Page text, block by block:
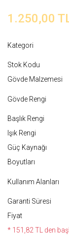
1.250,00
Kategori
Stok Kodu
Gövde Malzemesi
Gövde Rengi
Başlık Rengi
Işık Rengi
Güç Kaynağı
Boyutları
Kullanım Alanları
Garanti Süresi
Fiyat
* 151,82 TL den